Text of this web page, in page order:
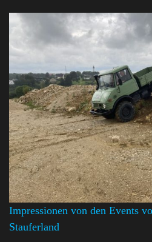
Impressionen von den Events
Stauferland